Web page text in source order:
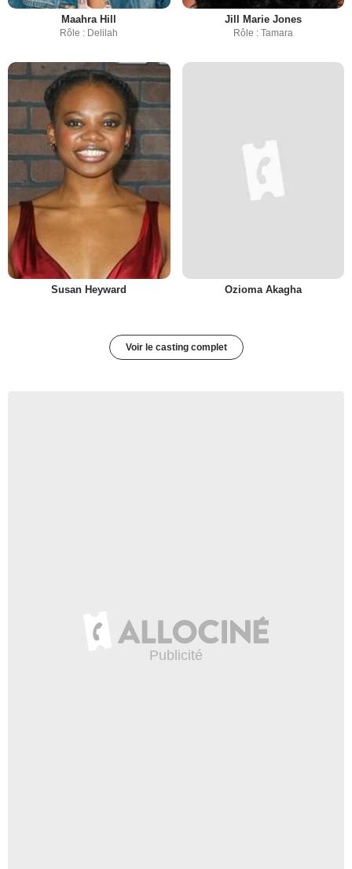
Maahra Hill
Rôle : Delilah
Jill Marie Jones
Rôle : Tamara
Susan Heyward Ozioma Akagha
Voir le casting complet